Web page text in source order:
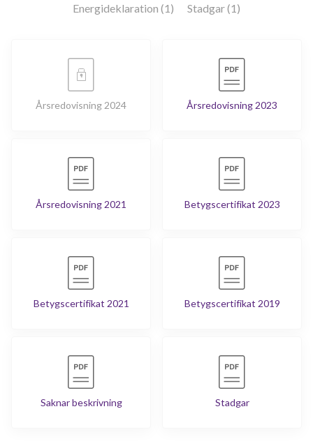
Energideklaration (1)
Stadgar (1)
Årsredovisning 2024 Årsredovisning 2023
Årsredovisning 2021 Betygscertifikat 2023
Betygscertifikat 2021 Betygscertifikat 2019
Saknar beskrivning Stadgar